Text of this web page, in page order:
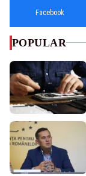
Facebook
POPULAR